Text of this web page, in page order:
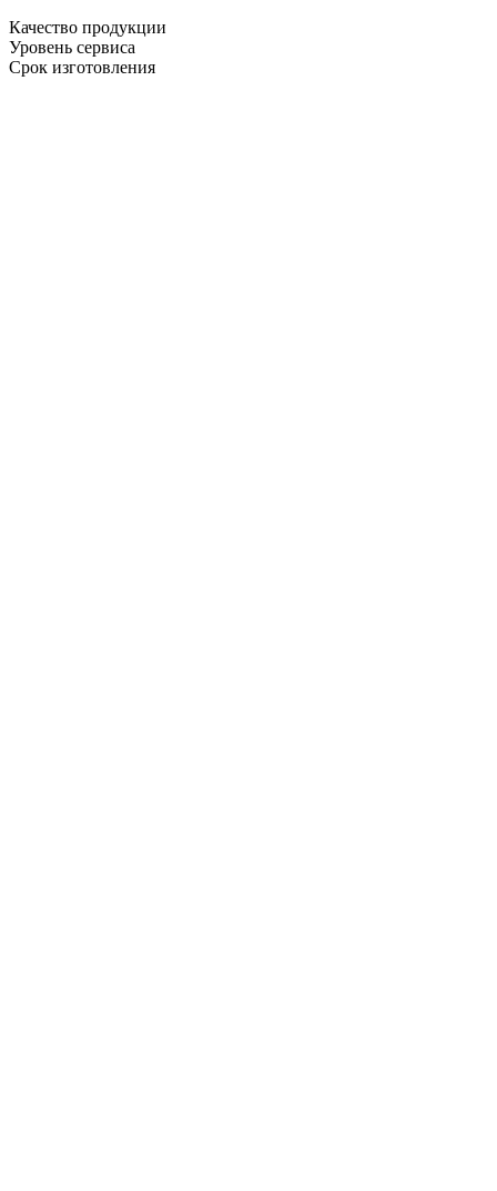
Качество продукции
Уровень сервиса
Срок изготовления